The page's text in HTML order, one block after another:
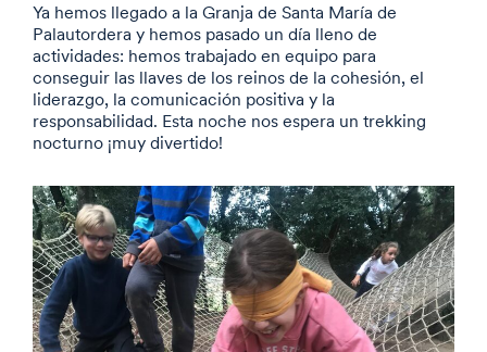
Ya hemos llegado a la Granja de Santa María de
Palautordera y hemos pasado un día lleno de
actividades: hemos trabajado en equipo para
conseguir las llaves de los reinos de la cohesión, el
liderazgo, la comunicación positiva y la
responsabilidad. Esta noche nos espera un trekking
nocturno ¡muy divertido!